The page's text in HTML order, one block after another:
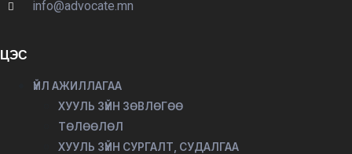
info@advocate.mn
ЦЭС
ҮЙЛ АЖИЛЛАГАА
ХУУЛЬ ЗҮЙН ЗӨВЛӨГӨӨ
ТӨЛӨӨЛӨЛ
ХУУЛЬ ЗҮЙН СУРГАЛТ, СУДАЛГАА